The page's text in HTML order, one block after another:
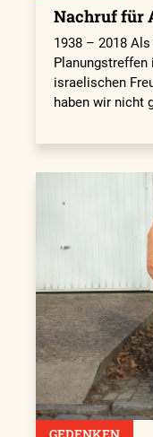
Nachruf für
1938 – 2018
Planungstreffen
israelischen
haben wir nicht